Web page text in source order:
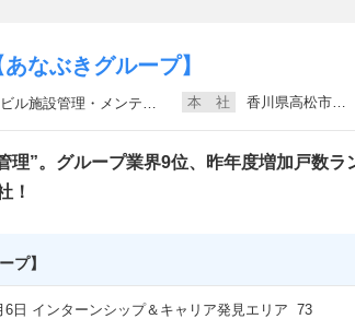
なぶきグループ】
メンテナンス、専門コンサルティング 本 社 香川県高松市、東京都港区
理”。グループ業界9位、昨年度増加戸数ラ
！
プ】
6日 インターンシップ＆キャリア発見エリア 73